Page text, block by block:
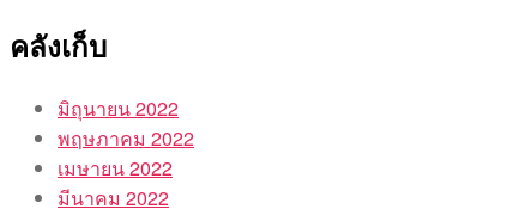
คลังเก็บ
มิถุนายน 2022
พฤษภาคม 2022
เมษายน 2022
มีนาคม 2022